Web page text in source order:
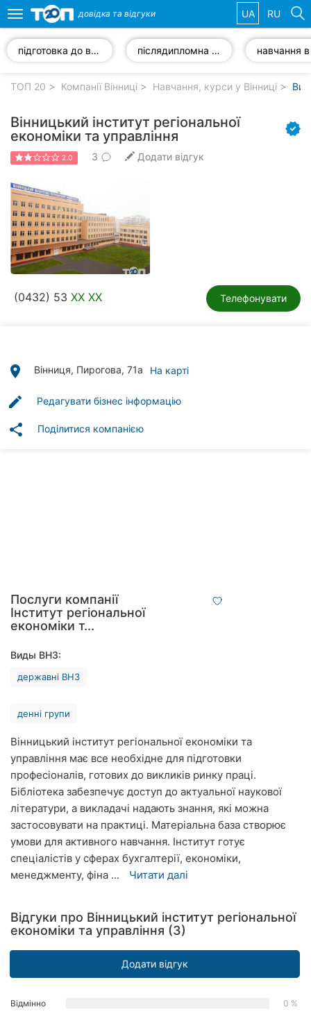
компанії
Популярні
рубрики:
Стоматології
Ветеринарні
клініки
Приватні
Всі
Хмельницький
Харків
Запоріжжя
Дніпро
Львів
Кривий
Миколаїв
Херсон
Полтава
Чернігів
Toggle
navigation
довідка та відгуки UA RU
підготовка до вступу до ВНЗ післядипломна освіта
ТОП 20 Компанії Вінниці Навчання, курси у Вінниці
Вінницький інститут регіональної
економіки та управління
2.0 3 Додати відгук
(0432) 53 XX XX Телефонувати
place Вінниця, Пирогова, 71а На карті
edit Редагувати бізнес інформацію
share Поділитися компанією
Послуги компанії
Інститут регіональної
економіки т...
Виды ВНЗ:
державні ВНЗ
денні групи
Вінницький інститут регіональної економіки та
управління має все необхідне для підготовки
професіоналів, готових до викликів ринку праці.
Бібліотека забезпечує доступ до актуальної наукової
літератури, а викладачі надають знання, які можна
застосовувати на практиці. Матеріальна база створює
умови для активного навчання. Інститут готує
спеціалістів у сферах бухгалтерії, економіки,
менеджменту, фіна ...
Читати далі
Відгуки про Вінницький інститут регіональної
економіки та управління (3)
Додати відгук
Відмінно
0 %